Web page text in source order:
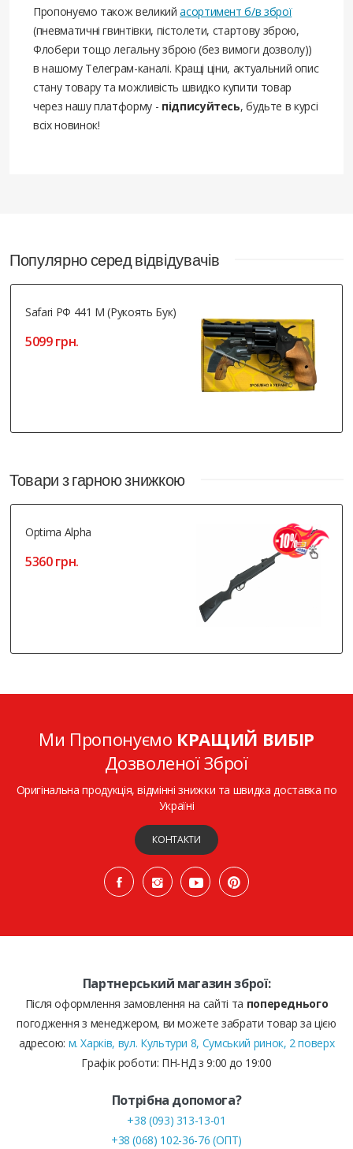
Пропонуємо також великийасортимент б/в зброї
(пневматичні гвинтівки, пістолети, стартову зброю,
Флобери тощо легальну зброю (без вимоги дозволу))
в нашому Телеграм-каналі. Кращі ціни, актуальний опис
стану товару та можливість швидко купити товар
через нашу платформу - підписуйтесь, будьте в курсі
всіх новинок!
Популярно серед відвідувачів
Safari РФ 441 М (рукоять Бук)
5099 грн.
Товари з гарною знижкою
Optima Alpha
5360 грн.
Ми Пропонуємо КРАЩИЙ ВИБІР
Дозволеної Зброї
Оригінальна продукція, відмінні знижки та швидка доставка по
Україні
КОНТАКТИ
Партнерський магазин зброї:
Після оформлення замовлення на сайті та попереднього
погодження з менеджером, ви можете забрати товар за цією
адресою: м. Харків, вул. Культури 8, Сумський ринок, 2 поверх
Графік роботи: ПН-НД з 9:00 до 19:00
Потрібна допомога?
+38 (093) 313-13-01
+38 (068) 102-36-76 (ОПТ)